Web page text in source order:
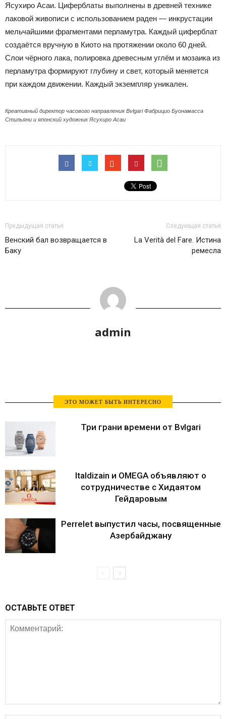
Ясухиро Асаи. Циферблаты выполнены в древней технике
лаковой живописи с использованием раден — инкрустации
мельчайшими фрагментами перламутра. Каждый циферблат
создаётся вручную в Киото на протяжении около 60 дней.
Слои чёрного лака, полировка древесным углём и мозаика из
перламутра формируют глубину и свет, который меняется
при каждом движении. Каждый экземпляр уникален.
Креативный директор часового направления Bvlgari Фабрицио Буонамасса
Стильяни и японский художник Ясухиро Асаи
Предыдущая статья
Венский бал возвращается в
Баку
Следующая статья
La Verità del Fare. Истина
ремесла
admin
ЭТО МОЖЕТ БЫТЬ ИНТЕРЕСНО
Три грани времени от Bvlgari
Italdizain и OMEGA объявляют о
сотрудничестве с Хидаятом
Гейдаровым
Perrelet выпустил часы, посвященные
Азербайджану
ОСТАВЬТЕ ОТВЕТ